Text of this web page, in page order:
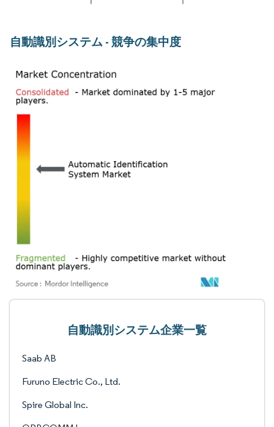
自動識別システム - 競争の集中度
自動識別システム企業一覧
Saab AB
Furuno Electric Co., Ltd.
Spire Global Inc.